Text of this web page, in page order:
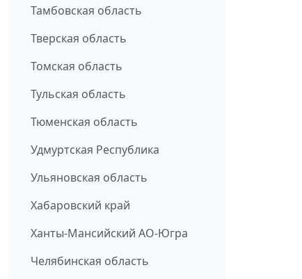
Тамбовская область
Тверская область
Томская область
Тульская область
Тюменская область
Удмуртская Республика
Ульяновская область
Хабаровский край
Ханты-Мансийский АО-Югра
Челябинская область